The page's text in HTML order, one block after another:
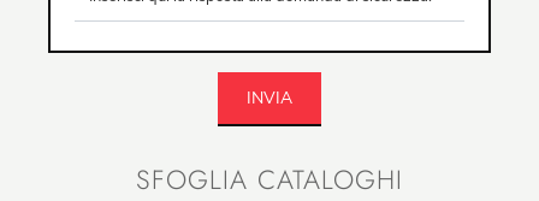
SFOGLIA CATALOGHI
INVIA